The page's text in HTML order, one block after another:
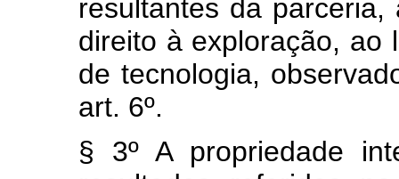
resultantes da
direito à exploração, ao
de tecnologia,
art. 6º.
§ 3º A propriedade